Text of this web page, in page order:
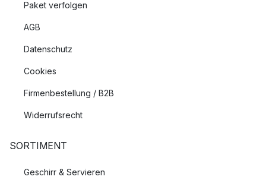
Paket verfolgen
AGB
Datenschutz
Cookies
Firmenbestellung / B2B
Widerrufsrecht
SORTIMENT
Geschirr & Servieren